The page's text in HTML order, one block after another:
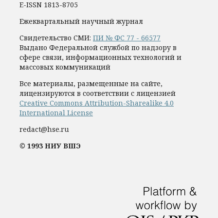
E-ISSN 1813-8705
Ежеквартальный научный журнал
Свидетельство СМИ: ПИ № ФС 77 - 66577
Выдано Федеральной службой по надзору в
сфере связи, информационных технологий и
массовых коммуникаций
Все материалы, размещенные на сайте,
лицензируются в соответствии с лицензией
Creative Commons Attribution-Sharealike 4.0
International License
redact@hse.ru
© 1993 НИУ ВШЭ